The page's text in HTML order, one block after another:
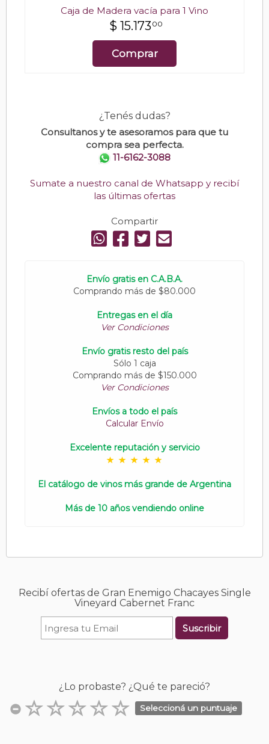
Caja de Madera vacía para 1 Vino
$ 15.173 00
Comprar
¿Tenés dudas?
Consultanos y te asesoramos para que tu
compra sea perfecta.
11-6162-3088
Sumate a nuestro canal de Whatsapp y recibí
las últimas ofertas
Compartir
Envío gratis en C.A.B.A.
Comprando más de $80.000
Entregas en el día
Ver Condiciones
Envío gratis resto del país
Sólo 1 caja
Comprando más de $150.000
Ver Condiciones
Envíos a todo el país
Calcular Envío
Excelente reputación y servicio
El catálogo de vinos más grande de Argentina
Más de 10 años vendiendo online
Recibí ofertas de Gran Enemigo Chacayes Single
Vineyard Cabernet Franc
Suscribir
¿Lo probaste? ¿Qué te pareció?
Seleccioná un puntuaje